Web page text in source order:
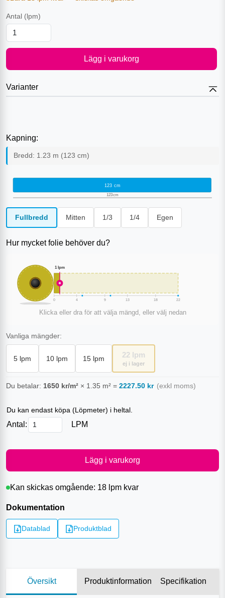
Antal (lpm)
Lägg i varukorg
Varianter
Kapning:
Bredd: 1.23 m (123 cm)
123 cm
123cm
Fullbredd Mitten 1/3 1/4 Egen
Hur mycket folie behöver du?
1lpm
0 4 9 13 18 22
Klicka eller dra för att välja mängd, eller välj nedan
Vanliga mängder:
5 lpm 10 lpm 15 lpm 22 lpm
ej i lager
Du betalar: 1650 kr/m² × 1.35 m² = 2227.50 kr (exkl moms)
Du kan endast köpa (Löpmeter) i heltal.
Antal: LPM
Lägg i varukorg
Kan skickas omgående: 18 lpm kvar
Dokumentation
Datablad Produktblad
Översikt Produktinformation Specifikation